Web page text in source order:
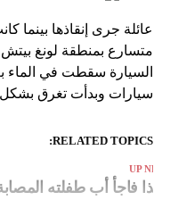
عائلة جرى إنقاذها بينما
متسارع بمنطقة لونغ بيتش
السيارة سقطت في
سيارات وبدأت تغرق
RELATED TOPICS:
UP
فاجأ أب طفلته